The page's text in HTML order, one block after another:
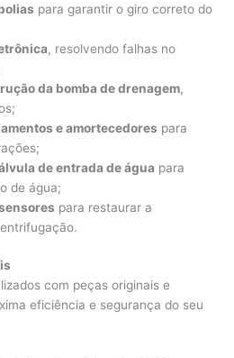
para garantir o giro correto do
, resolvendo falhas no
da bomba de drenagem,
e amortecedores para
de entrada de água para
de água;
para restaurar a
com peças originais e
eficiência e segurança do seu